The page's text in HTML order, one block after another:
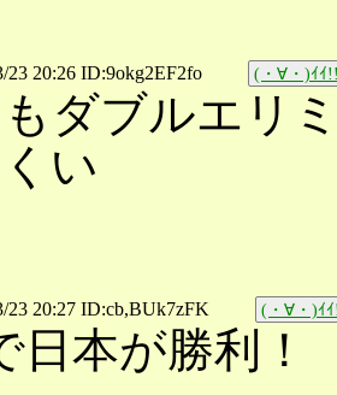
23 20:26 ID:9okg2EF2fo (・∀・)ｲｲ
ダブルエリ
い
23 20:27 ID:cb,BUk7zFK (・∀・)ｲ
日本が勝利！